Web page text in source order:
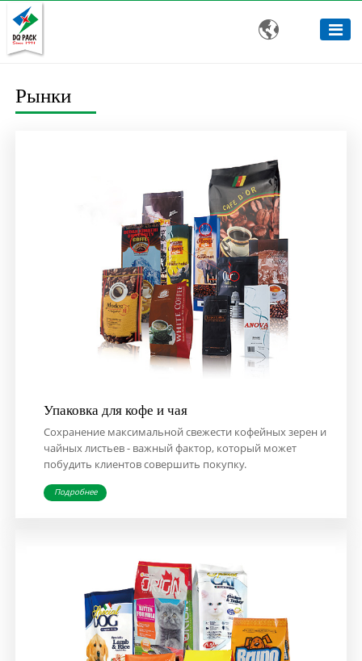

Рынки
Упаковка для кофе и чая
Сохранение максимальной свежести кофейных зерен и
чайных листьев - важный фактор, который может
побудить клиентов совершить покупку.
Подробнее